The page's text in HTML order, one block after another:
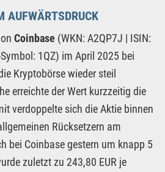
AUFWÄRTSDRUCK
Coinbase (WKN: A2QP7J | ISIN:
1QZ) im April 2025 bei
Kryptobörse wieder steil
erreichte der Wert kurzzeitig die
verdoppelte sich die Aktie binnen
Rücksetzern am
bei Coinbase gestern um knapp 5
zuletzt zu 243,80 EUR je